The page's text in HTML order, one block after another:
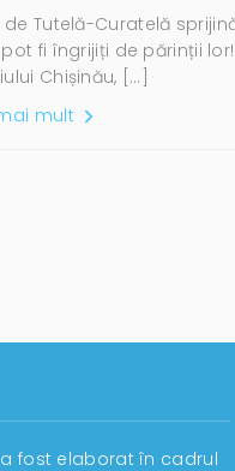
de Tutelă-Curatelă
fi îngrijiți de părinții
Chișinău, […]
mult
fost elaborat în cadrul